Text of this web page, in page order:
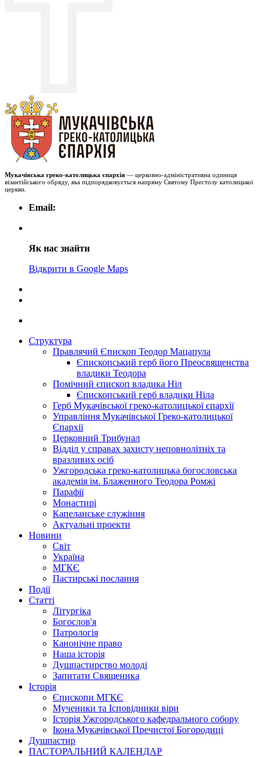
Мукачівська греко-католицька єпархія — церковно-адміністративна одиниця
візантійського обряду, яка підпорядковується напряму Святому Престолу католицької
церкви.
Email:
Як нас знайти
Відкрити в Google Maps
Структура
Правлячий Єпископ Теодор Мацапула
Єпископський герб його Преосвященства
владики Теодора
Помічний єпископ владика Ніл
Єпископський герб владики Ніла
Герб Мукачівської греко-католицької єпархії
Управління Мукачівської Греко-католицької
Єпархії
Церковний Трибунал
Відділ у справах захисту неповнолітніх та
вразливих осіб
Ужгородська греко-католицька богословська
академія ім. Блаженного Теодора Ромжі
Парафії
Монастирі
Капеланське служіння
Актуальні проекти
Новини
Світ
Україна
МГКЄ
Пастирські послання
Події
Статті
Літургіка
Богослов'я
Патрологія
Канонічне право
Наша історія
Душпастирство молоді
Запитати Священика
Історія
Єпископи МГКЄ
Мученики та Ісповідники віри
Історія Ужгородського кафедрального собору
Ікона Мукачівської Пречистої Богородиці
Душпастир
ПАСТОРАЛЬНИЙ КАЛЕНДАР